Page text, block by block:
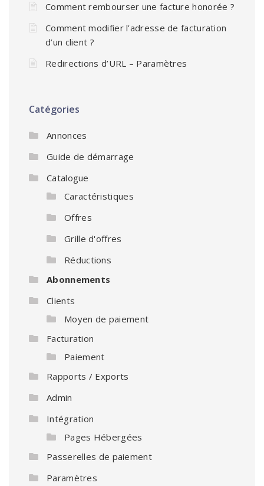
Comment rembourser une facture honorée ?
Comment modifier l’adresse de facturation
d’un client ?
Redirections d’URL – Paramètres
Catégories
Annonces
Guide de démarrage
Catalogue
Caractéristiques
Offres
Grille d'offres
Réductions
Abonnements
Clients
Moyen de paiement
Facturation
Paiement
Rapports / Exports
Admin
Intégration
Pages Hébergées
Passerelles de paiement
Paramètres